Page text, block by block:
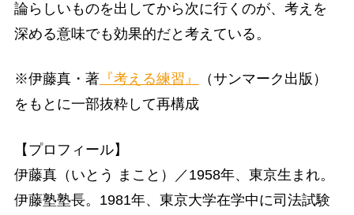
論らしいものを出してから次に行くのが、考えを
深める意味でも効果的だと考えている。
※伊藤真・著『考える練習』
（サンマーク出版）
をもとに一部抜粋して再構成
【プロフィール】
伊藤真（いとう まこと）／1958年、東京生まれ。
伊藤塾塾長。1981年、東京大学在学中に司法試験